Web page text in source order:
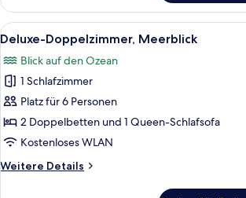
Doppelzimmer,
2 Doppelbetten,
eingeschränkter
Alle
Fotos
für
Deluxe-
Doppelzimmer,
Meerblick
anzeigen
Ein
11
Deluxe-Doppelzimmer, Meerblick
Blick auf den Ozean
1 Schlafzimmer
Platz für 6 Personen
2 Doppelbetten und 1 Queen-Schlafsofa
Kostenloses WLAN
Weitere Details
Weitere